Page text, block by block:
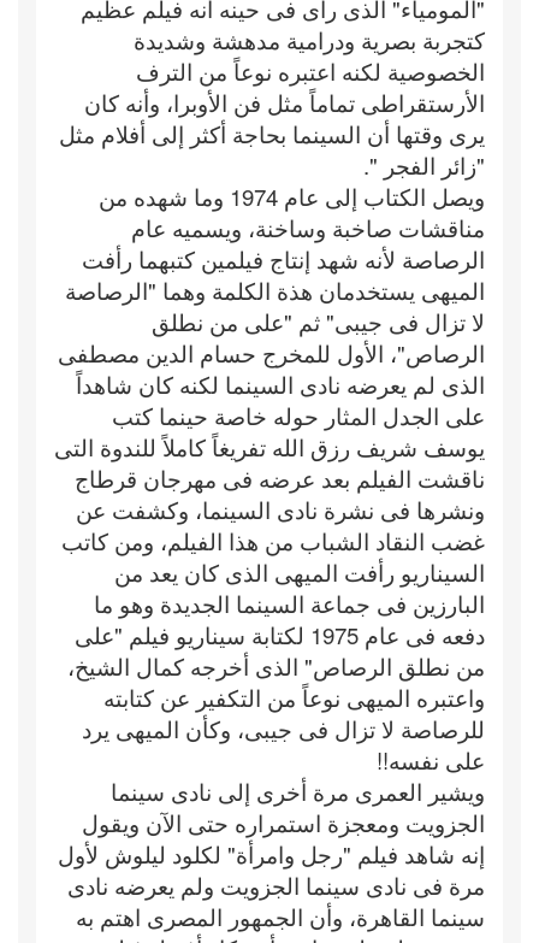
"المومياء" الذى رأى فى حينه أنه فيلم عظيم
كتجربة بصرية ودرامية مدهشة وشديدة
الخصوصية لكنه اعتبره نوعاً من الترف
الأرستقراطى تماماً مثل فن الأوبرا، وأنه كان
يرى وقتها أن السينما بحاجة أكثر إلى أفلام مثل
"زائر الفجر ".
ويصل الكتاب إلى عام 1974 وما شهده من
مناقشات صاخبة وساخنة، ويسميه عام
الرصاصة لأنه شهد إنتاج فيلمين كتبهما رأفت
الميهى يستخدمان هذة الكلمة وهما "الرصاصة
لا تزال فى جيبى" ثم "على من نطلق
الرصاص"، الأول للمخرج حسام الدين مصطفى
الذى لم يعرضه نادى السينما لكنه كان شاهداً
على الجدل المثار حوله خاصة حينما كتب
يوسف شريف رزق الله تفريغاً كاملاً للندوة التى
ناقشت الفيلم بعد عرضه فى مهرجان قرطاج
ونشرها فى نشرة نادى السينما، وكشفت عن
غضب النقاد الشباب من هذا الفيلم، ومن كاتب
السيناريو رأفت الميهى الذى كان يعد من
البارزين فى جماعة السينما الجديدة وهو ما
دفعه فى عام 1975 لكتابة سيناريو فيلم "على
من نطلق الرصاص" الذى أخرجه كمال الشيخ،
واعتبره الميهى نوعاً من التكفير عن كتابته
للرصاصة لا تزال فى جيبى، وكأن الميهى يرد
على نفسه!!
ويشير العمرى مرة أخرى إلى نادى سينما
الجزويت ومعجزة استمراره حتى الآن ويقول
إنه شاهد فيلم "رجل وامرأة" لكلود ليلوش لأول
مرة فى نادى سينما الجزويت ولم يعرضه نادى
سينما القاهرة، وأن الجمهور المصرى اهتم به